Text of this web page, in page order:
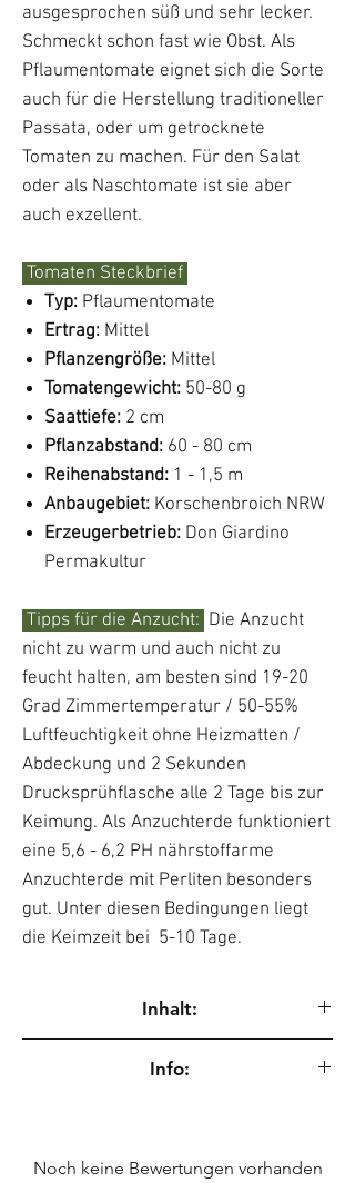
ausgesprochen süß und sehr lecker.
Schmeckt schon fast wie Obst. Als
Pflaumentomate eignet sich die Sorte
auch für die Herstellung traditioneller
Passata, oder um getrocknete
Tomaten zu machen. Für den Salat
oder als Naschtomate ist sie aber
auch exzellent.
Tomaten Steckbrief
Typ: Pflaumentomate
Ertrag: Mittel
Pflanzengröße: Mittel
Tomatengewicht: 50-80 g
Saattiefe: 2 cm
Pflanzabstand: 60 - 80 cm
Reihenabstand: 1 - 1,5 m
Anbaugebiet: Korschenbroich NRW
Erzeugerbetrieb: Don Giardino
Permakultur
Tipps für die Anzucht: Die Anzucht
nicht zu warm und auch nicht zu
feucht halten, am besten sind 19-20
Grad Zimmertemperatur / 50-55%
Luftfeuchtigkeit ohne Heizmatten /
Abdeckung und 2 Sekunden
Drucksprühflasche alle 2 Tage bis zur
Keimung. Als Anzuchterde funktioniert
eine 5,6 - 6,2 PH nährstoffarme
Anzuchterde mit Perliten besonders
gut. Unter diesen Bedingungen liegt
die Keimzeit bei 5-10 Tage.
Inhalt:
Fremdbestäubung geschützt.
Info:
Noch keine Bewertungen vorhanden